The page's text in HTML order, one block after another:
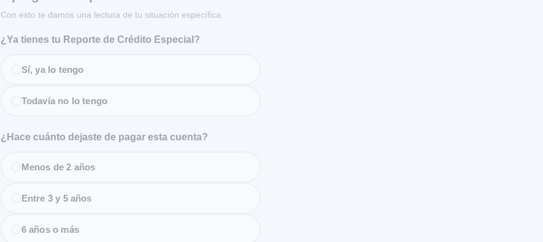
Con esto te damos una lectura de tu situación específica.
¿Ya tienes tu Reporte de Crédito Especial?
Sí, ya lo tengo
Todavía no lo tengo
¿Hace cuánto dejaste de pagar esta cuenta?
Menos de 2 años
Entre 3 y 5 años
6 años o más